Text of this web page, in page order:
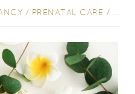
/ PRENATAL CARE /